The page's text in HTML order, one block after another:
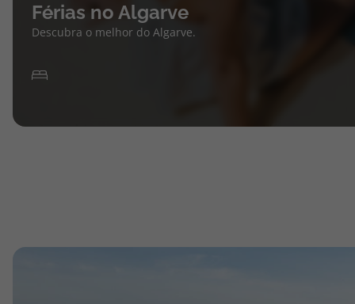
Férias no Algarve
Descubra o melhor do Algarve.